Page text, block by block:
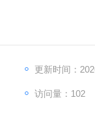
、无碳粉污染、延
统、既能高速离心
更新时间：
访问量：102